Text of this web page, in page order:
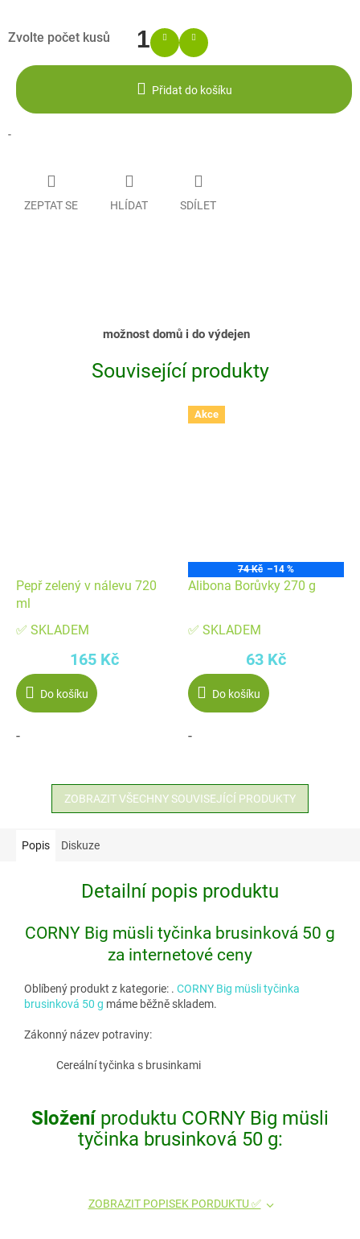
Přidat do košíku
-
ZEPTAT SE HLÍDAT SDÍLET
možnost domů i do výdejen
Související produkty
Pepř zelený v nálevu 720
ml
✅ SKLADEM
165 Kč
Do košíku
-
Akce
74 Kč –14 %
Alibona Borůvky 270 g
✅ SKLADEM
63 Kč
Do košíku
-
ZOBRAZIT VŠECHNY SOUVISEJÍCÍ PRODUKTY
Popis Diskuze
Detailní popis produktu
CORNY Big müsli tyčinka brusinková 50 g
za internetové ceny
Oblíbený produkt z kategorie: . CORNY Big müsli tyčinka
brusinková 50 g máme běžně skladem.
Zákonný název potraviny:
Cereální tyčinka s brusinkami
Složeníproduktu CORNY Big müsli
tyčinka brusinková 50 g:
ZOBRAZIT POPISEK PORDUKTU ✅